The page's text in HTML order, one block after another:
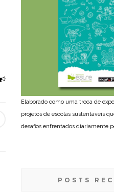
Elaborado como uma troca de
projetos de escolas sustentáveis
desafios enfrentados diariamente
POSTS